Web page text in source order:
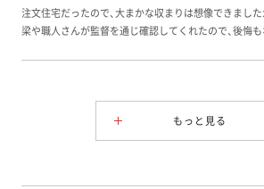
注文住宅だったので、大まかな収まりは想像できまし
梁や職人さんが監督を通じ確認してくれたので、後悔
もっと見る